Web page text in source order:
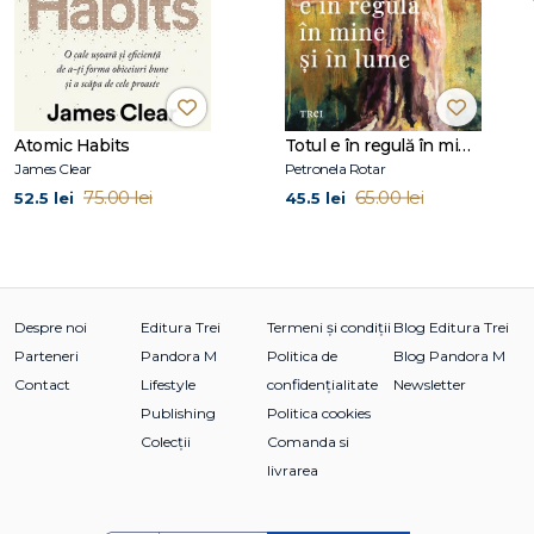
Să învăţăm despre copii
Jocuri şi experimente
Vorbirea
Cititul
Sportul
Arta, matematica şi alte materii
Mintea pusă la treabă
Atomic Habits
James Clear
52.5 lei 75.00 lei
Totul e în regulă în mine și în lume
Petronela Rotar
45.5 lei 65.00 lei
Despre noi
Parteneri
Contact
Editura Trei
Pandora M
Lifestyle
Publishing
Colecții
Termeni și condiții
Politica de
confidențialitate
Politica cookies
Comanda si
livrarea
Blog Editura Trei
Blog Pandora M
Newsletter